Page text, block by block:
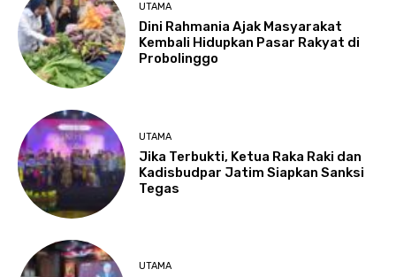
UTAMA
Dini Rahmania Ajak Masyarakat
Kembali Hidupkan Pasar Rakyat di
Probolinggo
UTAMA
Jika Terbukti, Ketua Raka Raki dan
Kadisbudpar Jatim Siapkan Sanksi
Tegas
UTAMA